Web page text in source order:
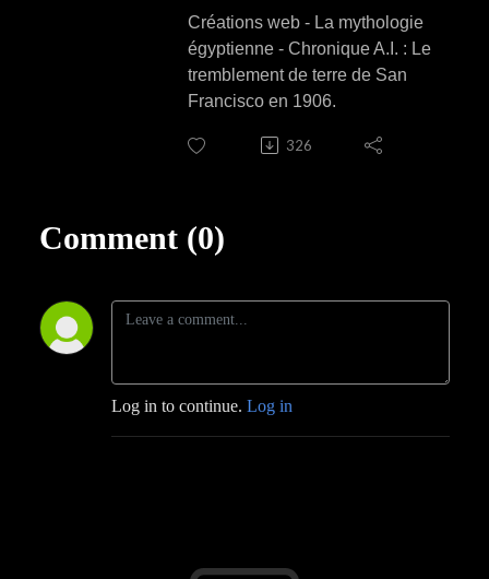
Créations web - La mythologie
égyptienne - Chronique A.I. : Le
tremblement de terre de San
Francisco en 1906.
326
Comment (0)
Log in to continue. Log in